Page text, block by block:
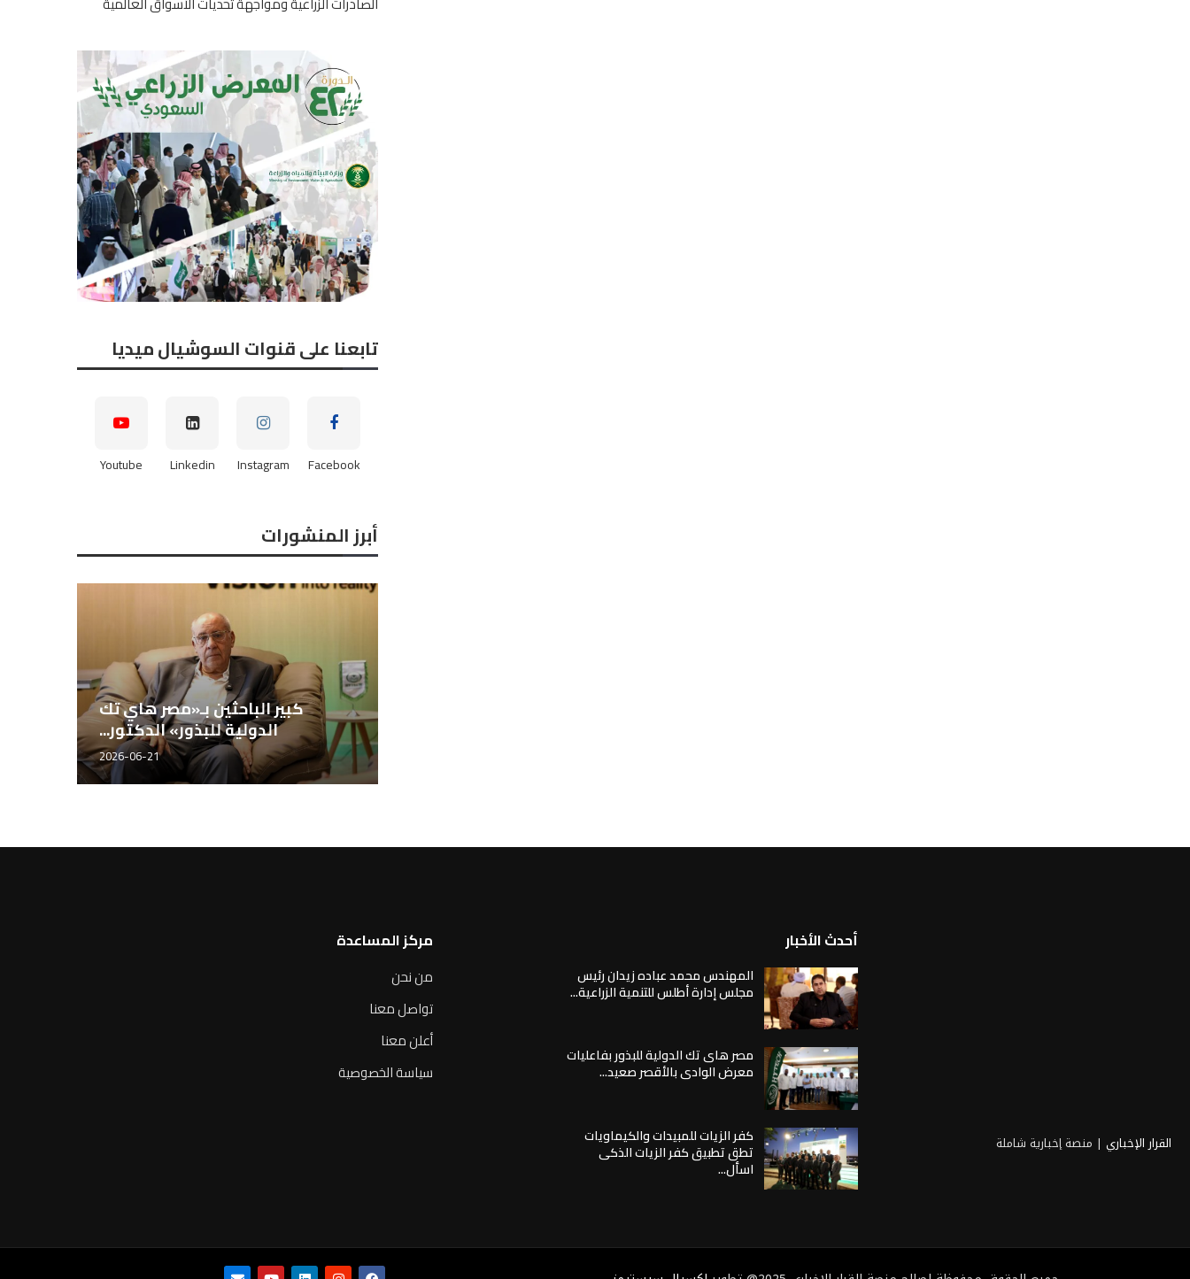
تابعنا على قنوات السوشيال ميديا
Facebook
Instagram
Linkedin
Youtube
أبرز المنشورات
كبير الباحثين بـ«مصر هاي تك
الدولية للبذور» الدكتور...
2026-06-21
القرار الإخباري | منصة إخبارية شاملة
أحدث الأخبار
المهندس محمد عباده زيدان رئيس
مجلس إدارة أطلس للتنمية الزراعية...
مصر هاى تك الدولية للبذور بفاعليات
معرض الوادى بالأقصر صعيد...
كفر الزيات للمبيدات والكيماويات
تطق تطبيق كفر الزيات الذكى
اسأل...
مركز المساعدة
من نحن
تواصل معنا
أعلن معنا
سياسة الخصوصية